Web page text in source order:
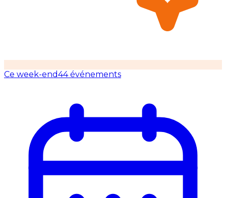
Ce week-end44 événements